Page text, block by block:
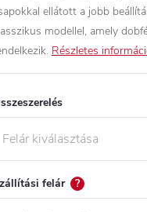
ellátott a jobb
modellel, amely
Részletes
felár ?